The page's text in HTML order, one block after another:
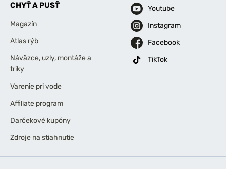
CHYŤ A PUSŤ
Magazín
Atlas rýb
Náväzce, uzly, montáže a
triky
Varenie pri vode
Affiliate program
Darčekové kupóny
Zdroje na stiahnutie
Youtube
Instagram
Facebook
TikTok